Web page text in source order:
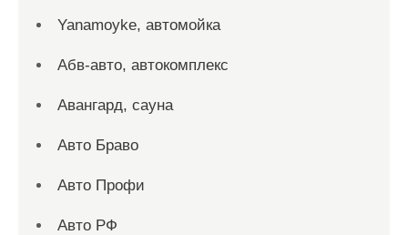
Yanamoyke, автомойка
Абв-авто, автокомплекс
Авангард, сауна
Авто Браво
Авто Профи
Авто РФ